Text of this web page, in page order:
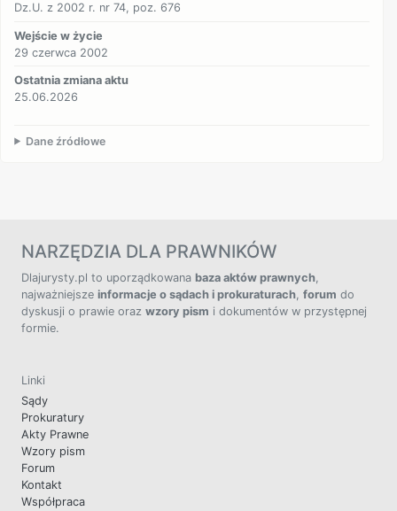
Dz.U. z 2002 r. nr 74, poz. 676
Wejście w życie
29 czerwca 2002
Ostatnia zmiana aktu
25.06.2026
Dane źródłowe
NARZĘDZIA DLA PRAWNIKÓW
Dlajurysty.pl to uporządkowana baza aktów prawnych,
najważniejsze informacje o sądach i prokuraturach, forum do
dyskusji o prawie oraz wzory pism i dokumentów w przystępnej
formie.
Linki
Sądy
Prokuratury
Akty Prawne
Wzory pism
Forum
Kontakt
Współpraca